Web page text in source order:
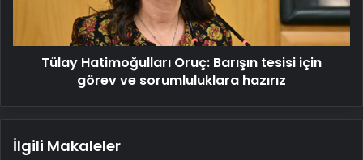
sorumluluklara
hazırızTülay Hatimoğulları Oruç: Barışın tesisi için
görev ve sorumluluklara hazırız
İlgili Makaleler